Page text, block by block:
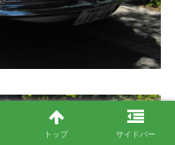
トップ サイドバー